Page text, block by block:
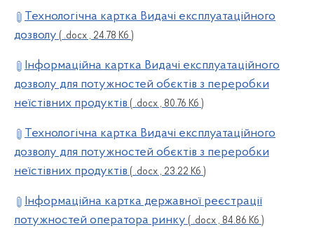
Технологічна картка Видачі експлуатаційного
дозволу ( .docx , 24.78 Кб )
Інформаційна картка Видачі експлуатаційного
дозволу для потужностей обєктів з переробки
неїстівних продуктів ( .docx , 80.76 Кб )
Технологічна картка Видачі експлуатаційного
дозволу для потужностей обєктів з переробки
неїстівних продуктів ( .docx , 23.22 Кб )
Інформаційна картка державної реєстрації
потужностей оператора ринку ( .docx , 84.86 Кб )